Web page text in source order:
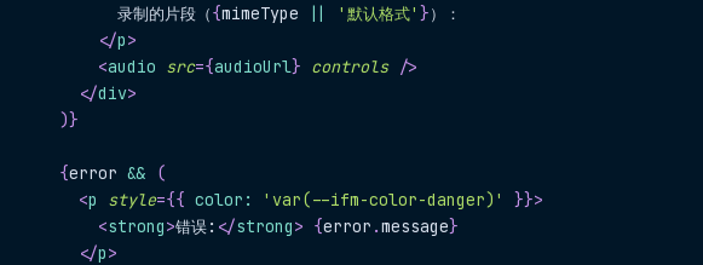
            录制的片段（
{mimeType || '默认格式' }）：
</p>
<audio src={audioUrl} controls />
</div>
)}
{error &&
(
<p style={{ color : 'var(--ifm-color-danger)' }}>
<strong>错误: </strong> {error .message}
</p>